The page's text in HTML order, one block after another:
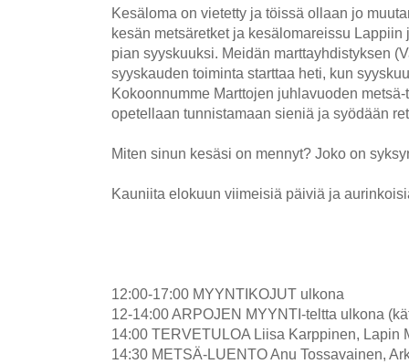
Kesäloma on vietetty ja töissä ollaan jo
kesän metsäretket ja kesälomareissu
pian syyskuuksi. Meidän marttayhdistyksen
syyskauden toiminta starttaa heti, kun
Kokoonnumme Marttojen juhlavuoden
opetellaan tunnistamaan sieniä ja syödään
Miten sinun kesäsi on mennyt? Joko on
Kauniita elokuun viimeisiä päiviä ja
12:00-17:00 MYYNTIKOJUT ulkona
12-14:00 ARPOJEN MYYNTI-teltta ulkona
14:00 TERVETULOA Liisa Karppinen, Lapin
14:30 METSÄ-LUENTO Anu Tossavainen,